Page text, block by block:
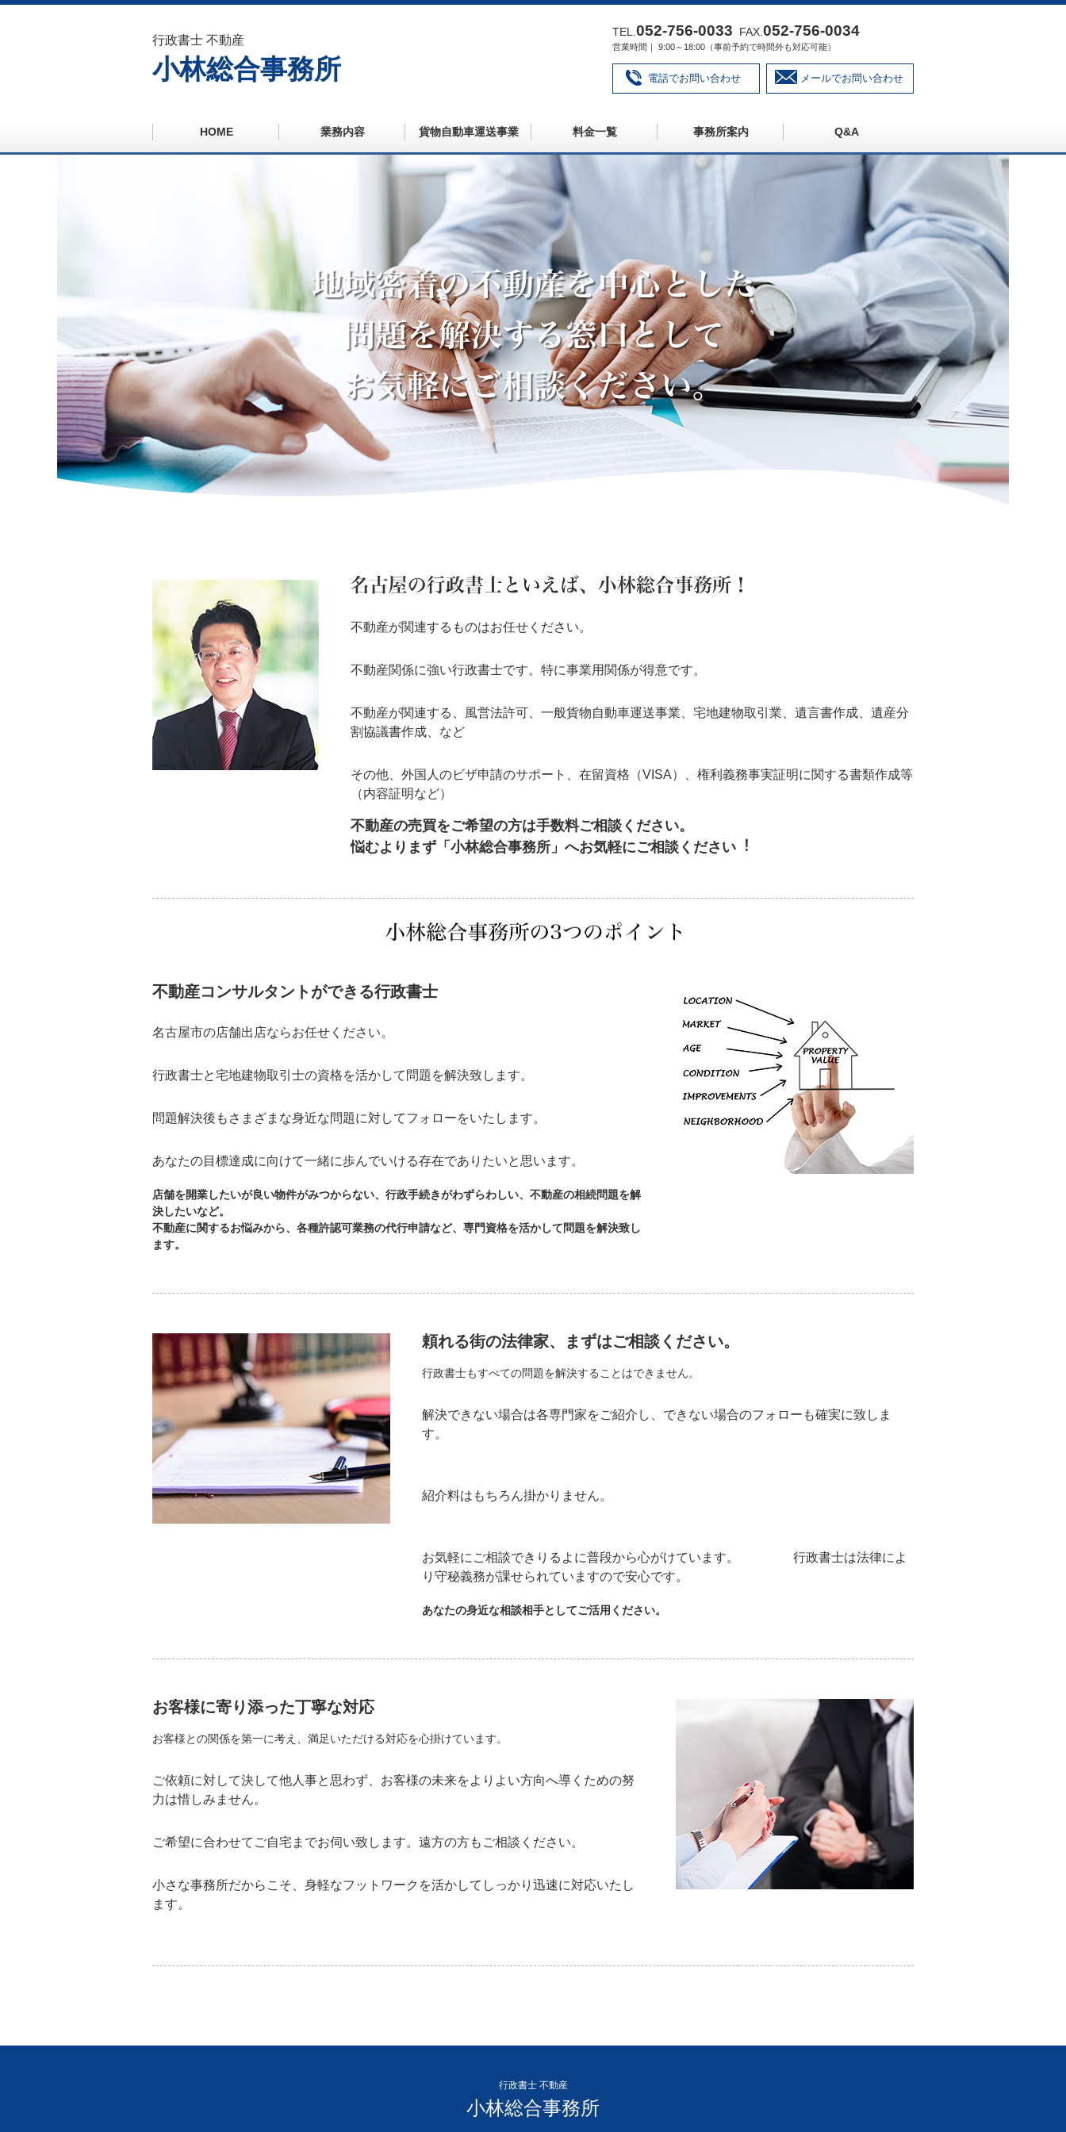
行政書士 不動産
小林総合事務所
TEL. 052‐756‐0033 FAX. 052‐756‐0034
営業時間｜ 9:00～18:00（事前予約で時間外も対応可能）
電話でお問い合わせ メールでお問い合わせ
HOME 業務内容 貨物自動車運送事業 料金一覧 事務所案内 Q&A
不動産が関連するものはお任せください。
不動産関係に強い行政書士です。特に事業用関係が得意です。
不動産が関連する、風営法許可、一般貨物自動車運送事業、宅地建物取引業、遺言書作成、遺産分
割協議書作成、など
その他、外国人のビザ申請のサポート、在留資格（VISA）、権利義務事実証明に関する書類作成等
（内容証明など）
不動産の売買をご希望の方は手数料ご相談ください。
悩むよりまず「小林総合事務所」へお気軽にご相談ください︕
不動産コンサルタントができる行政書士
名古屋市の店舗出店ならお任せください。
行政書士と宅地建物取引士の資格を活かして問題を解決致します。
問題解決後もさまざまな身近な問題に対してフォローをいたします。
あなたの目標達成に向けて一緒に歩んでいける存在でありたいと思います。
店舗を開業したいが良い物件がみつからない、行政手続きがわずらわしい、不動産の相続問題を解
決したいなど。
不動産に関するお悩みから、各種許認可業務の代行申請など、専門資格を活かして問題を解決致し
ます。
頼れる街の法律家、まずはご相談ください。
行政書士もすべての問題を解決することはできません。
解決できない場合は各専門家をご紹介し、できない場合のフォローも確実に致しま
す。
紹介料はもちろん掛かりません。
お気軽にご相談できりるよに普段から心がけています。 行政書士は法律によ
り守秘義務が課せられていますので安心です。
あなたの身近な相談相手としてご活用ください。
お客様に寄り添った丁寧な対応
お客様との関係を第一に考え、満足いただける対応を心掛けています。
ご依頼に対して決して他人事と思わず、お客様の未来をよりよい方向へ導くための努
力は惜しみません。
ご希望に合わせてご自宅までお伺い致します。遠方の方もご相談ください。
小さな事務所だからこそ、身軽なフットワークを活かしてしっかり迅速に対応いたし
ます。
行政書士 不動産
小林総合事務所